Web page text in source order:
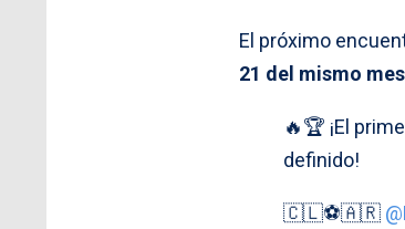
El próximo
21 del mismo mes
🔥🏆 ¡El
definido!
🇨🇱⚽🇦🇷